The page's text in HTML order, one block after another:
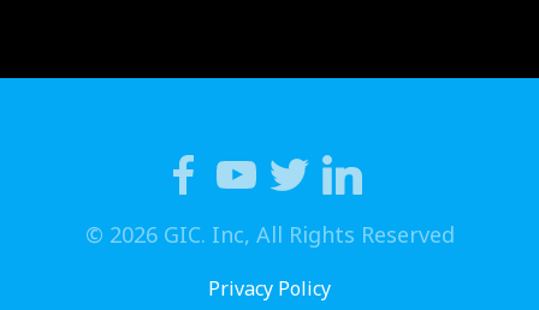
© 2026 GIC. Inc, All Rights Reserved
Privacy Policy